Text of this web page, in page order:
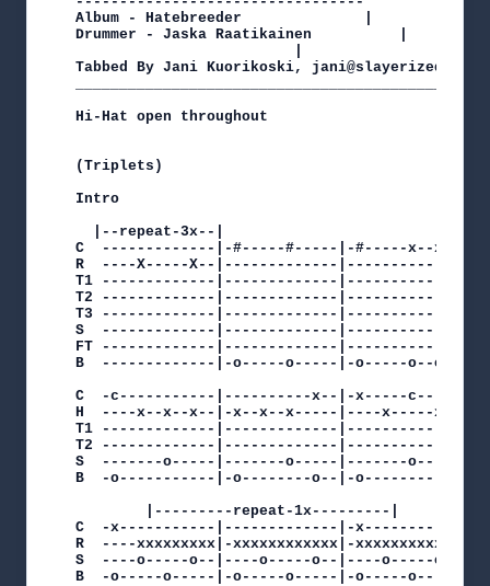
Album - Hatebreeder				 |
Drummer - Jaska Raatikainen			 |
Tabbed By Jani Kuorikoski, jani@slayerized.com	 |
Hi-Hat open throughout
(Triplets)
Intro
  |--repeat-3x--|
C  -------------|-#-----#-----|-#-----x--x--|-
R  ----X-----X--|-------------|-------------
T1 -------------|-------------|-------------
T2 -------------|-------------|-------------
T3 -------------|-------------|-------------
S  -------------|-------------|-------------
FT -------------|-------------|-------------
B  -------------|-o-----o-----|-o-----o--o--|-
C  -c-----------|----------x--|-x-----c-----|-
H  ----x--x--x--|-x--x--x-----|----x-----x--
T1 -------------|-------------|-------------
T2 -------------|-------------|-------------
S  -------o-----|-------o-----|-------o-----
B  -o-----------|-o--------o--|-o-----------|-
C  -x-----------|-------------|-x-----------
R  ----xxxxxxxxx|-xxxxxxxxxxxx|-xxxxxxxxxxxx|-
S  ----o-----o--|----o-----o--|----o-----o--
B  -o-----o-----|-o-----o-----|-o-----o-----|-